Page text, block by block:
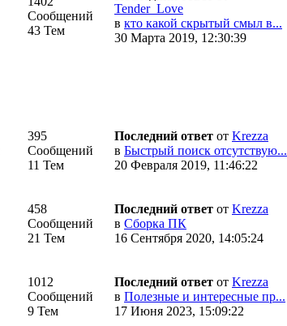
Сообщений
43 Тем
Tender_Love
в кто какой скрытый смыл в...
30 Марта 2019, 12:30:39
395
Сообщений
11 Тем
Последний ответ от Krezza
в Быстрый поиск отсутствую...
20 Февраля 2019, 11:46:22
458
Сообщений
21 Тем
Последний ответ от Krezza
в Сборка ПК
16 Сентября 2020, 14:05:24
1012
Сообщений
9 Тем
Последний ответ от Krezza
в Полезные и интересные пр...
17 Июня 2023, 15:09:22